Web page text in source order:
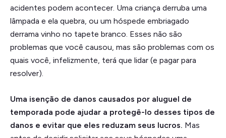
acidentes podem acontecer. Uma criança derruba uma
lâmpada e ela quebra, ou um hóspede embriagado
derrama vinho no tapete branco. Esses não são
problemas que você causou, mas são problemas com os
quais você, infelizmente, terá que lidar (e pagar para
resolver).
Uma isenção de danos causados por aluguel de
temporada pode ajudar a protegê-lo desses tipos de
danos e evitar que eles reduzam seus lucros. Mas